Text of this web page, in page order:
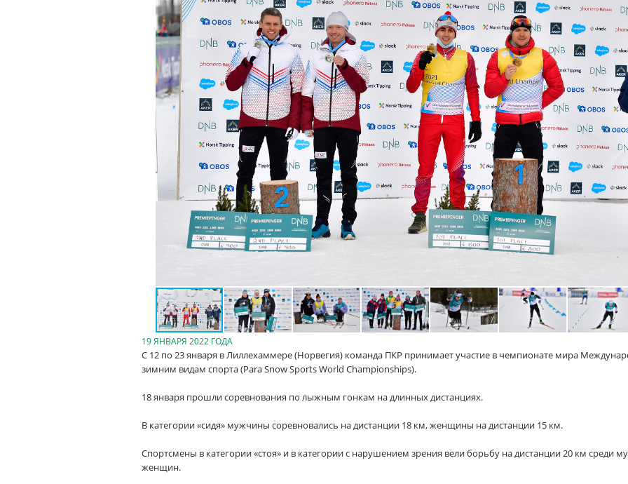
19 ЯНВАРЯ 2022 ГОДА
С 12 по 23 января в Лиллехаммере (Норвегия) команда ПКР принимает участие в чемпионате мира
зимним видам спорта (Para Snow Sports World Championships).
18 января прошли соревнования по лыжным гонкам на длинных дистанциях.
В категории «сидя» мужчины соревновались на дистанции 18 км, женщины на дистанции 15 км.
Спортсмены в категории «стоя» и в категории с нарушением зрения вели борьбу на дистанции 20 км среди
женщин.